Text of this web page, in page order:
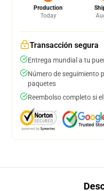
Production
Today
Transacción segura
Entrega mundial a tu
Número de seguimiento
paquetes
Reembolso completo si